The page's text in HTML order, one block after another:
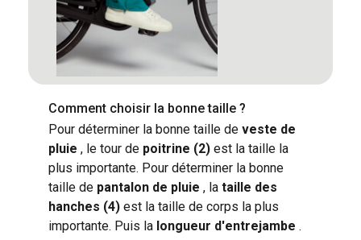
Comment choisir la bonne taille ?
Pour déterminer la bonne taille de veste de
pluie , le tour de poitrine (2) est la taille la
plus importante. Pour déterminer la bonne
taille de pantalon de pluie , la taille des
hanches (4) est la taille de corps la plus
importante. Puis la longueur d'entrejambe .